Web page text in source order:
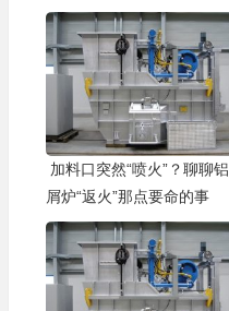
加料口突然“喷火”？聊聊铝
屑炉“返火”那点要命的事